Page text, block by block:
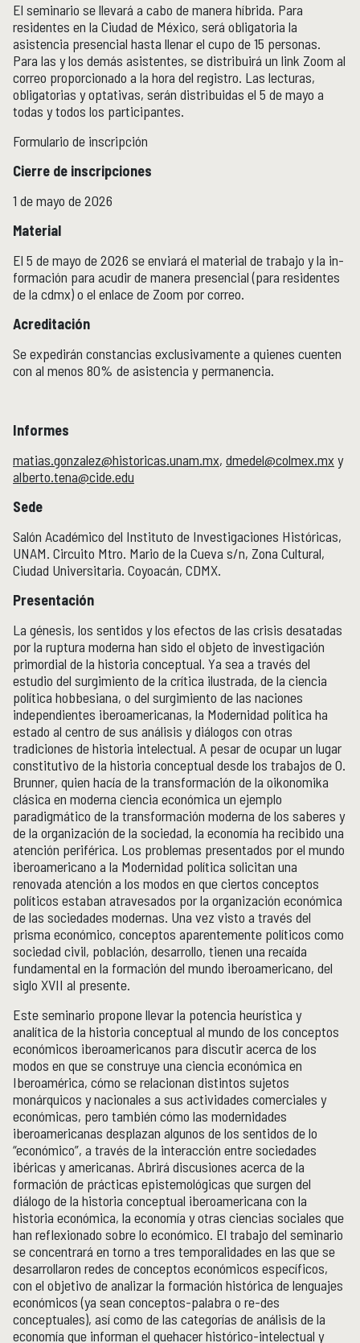
Investigación
Investigadores
Docencia y vinculación
Actividades académicas
El seminario se llevará a cabo de manera híbrida. Para
residentes en la Ciudad de México, será obligatoria la
asistencia presencial hasta llenar el cupo de 15 personas.
Para las y los demás asistentes, se distribuirá un link Zoom al
correo proporcionado a la hora del registro. Las lecturas,
obligatorias y optativas, serán distribuidas el 5 de mayo a
todas y todos los participantes.
Formulario de inscripción
Cierre de inscripciones
1 de mayo de 2026
Material
El 5 de mayo de 2026 se enviará el material de trabajo y la in-
formación para acudir de manera presencial (para residentes
de la cdmx) o el enlace de Zoom por correo.
Acreditación
Se expedirán constancias exclusivamente a quienes cuenten
con al menos 80% de asistencia y permanencia.
Informes
matias.gonzalez@historicas.unam.mx, dmedel@colmex.mx y
alberto.tena@cide.edu
Sede
Salón Académico del Instituto de Investigaciones Históricas,
UNAM. Circuito Mtro. Mario de la Cueva s/n, Zona Cultural,
Ciudad Universitaria. Coyoacán, CDMX.
Presentación
La génesis, los sentidos y los efectos de las crisis desatadas
por la ruptura moderna han sido el objeto de investigación
primordial de la historia conceptual. Ya sea a través del
estudio del surgimiento de la crítica ilustrada, de la ciencia
política hobbesiana, o del surgimiento de las naciones
independientes iberoamericanas, la Modernidad política ha
estado al centro de sus análisis y diálogos con otras
tradiciones de historia intelectual. A pesar de ocupar un lugar
constitutivo de la historia conceptual desde los trabajos de O.
Brunner, quien hacía de la transformación de la oikonomika
clásica en moderna ciencia económica un ejemplo
paradigmático de la transformación moderna de los saberes y
de la organización de la sociedad, la economía ha recibido una
atención periférica. Los problemas presentados por el mundo
iberoamericano a la Modernidad política solicitan una
renovada atención a los modos en que ciertos conceptos
políticos estaban atravesados por la organización económica
de las sociedades modernas. Una vez visto a través del
prisma económico, conceptos aparentemente políticos como
sociedad civil, población, desarrollo, tienen una recaída
fundamental en la formación del mundo iberoamericano, del
siglo XVII al presente.
Este seminario propone llevar la potencia heurística y
analítica de la historia conceptual al mundo de los conceptos
económicos iberoamericanos para discutir acerca de los
modos en que se construye una ciencia económica en
Iberoamérica, cómo se relacionan distintos sujetos
monárquicos y nacionales a sus actividades comerciales y
económicas, pero también cómo las modernidades
iberoamericanas desplazan algunos de los sentidos de lo
“económico”, a través de la interacción entre sociedades
ibéricas y americanas. Abrirá discusiones acerca de la
formación de prácticas epistemológicas que surgen del
diálogo de la historia conceptual iberoamericana con la
historia económica, la economía y otras ciencias sociales que
han reflexionado sobre lo económico. El trabajo del seminario
se concentrará en torno a tres temporalidades en las que se
desarrollaron redes de conceptos económicos específicos,
con el objetivo de analizar la formación histórica de lenguajes
económicos (ya sean conceptos-palabra o re-des
conceptuales), así como de las categorías de análisis de la
economía que informan el quehacer histórico-intelectual y